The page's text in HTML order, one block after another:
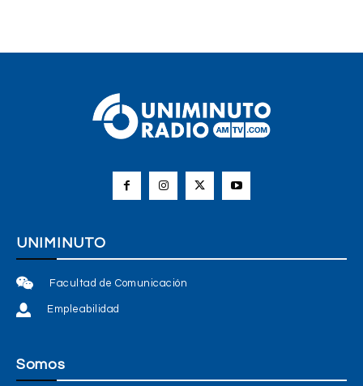
UNIMINUTO
Facultad de Comunicación
Empleabilidad
Somos